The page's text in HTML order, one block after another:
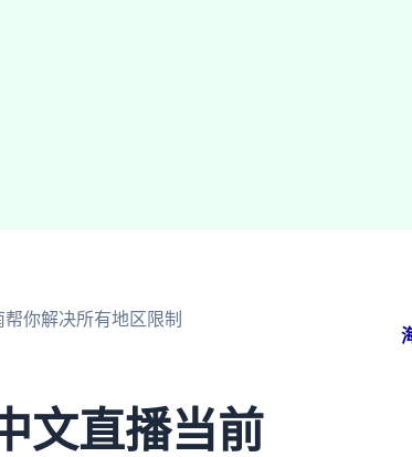
你解决所有地区限制
文直播当前